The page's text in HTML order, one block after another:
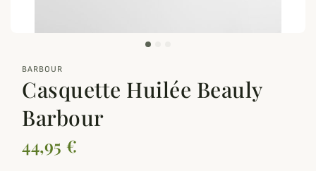
BARBOUR
Casquette Huilée Beauly
Barbour
44,95 €